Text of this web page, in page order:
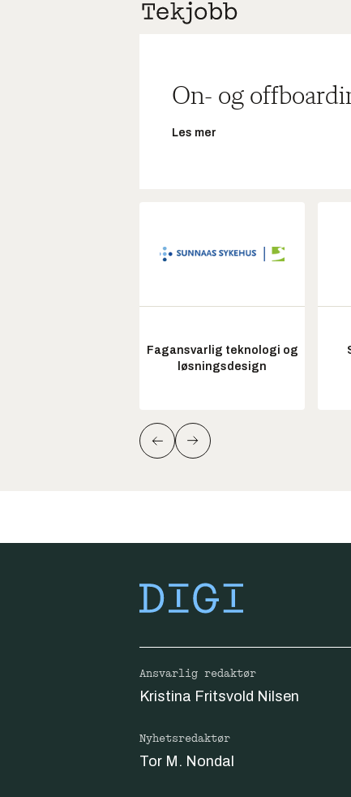
On- og
Les mer
Fagansvarlig teknologi og
løsningsdesign
Ansvarlig redaktør
Kristina Fritsvold Nilsen
Nyhetsredaktør
Tor M. Nondal